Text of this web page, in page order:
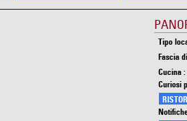
Tipo
Fascia
Cucina :
Curiosi